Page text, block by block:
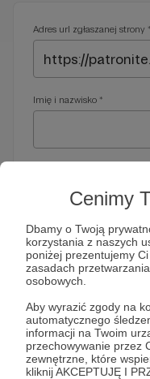
Cenimy
Dbamy o Twoją
korzystania z naszych
poniżej prezentujemy
zasadach
osobowych.
Aby wyrazić zgody na
automatycznego
informacji na Twoim
przechowywanie przez
zewnętrzne, które
kliknij AKCEPTUJĘ I
Adres url zgłaszanej strony *
Imię i nazwisko *
Telefon *
dodatkowe pytania
Treść wiadomości *